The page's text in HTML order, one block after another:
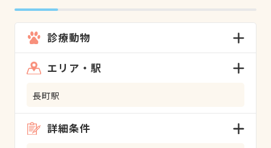
診療動物
エリア・駅
長町駅
詳細条件